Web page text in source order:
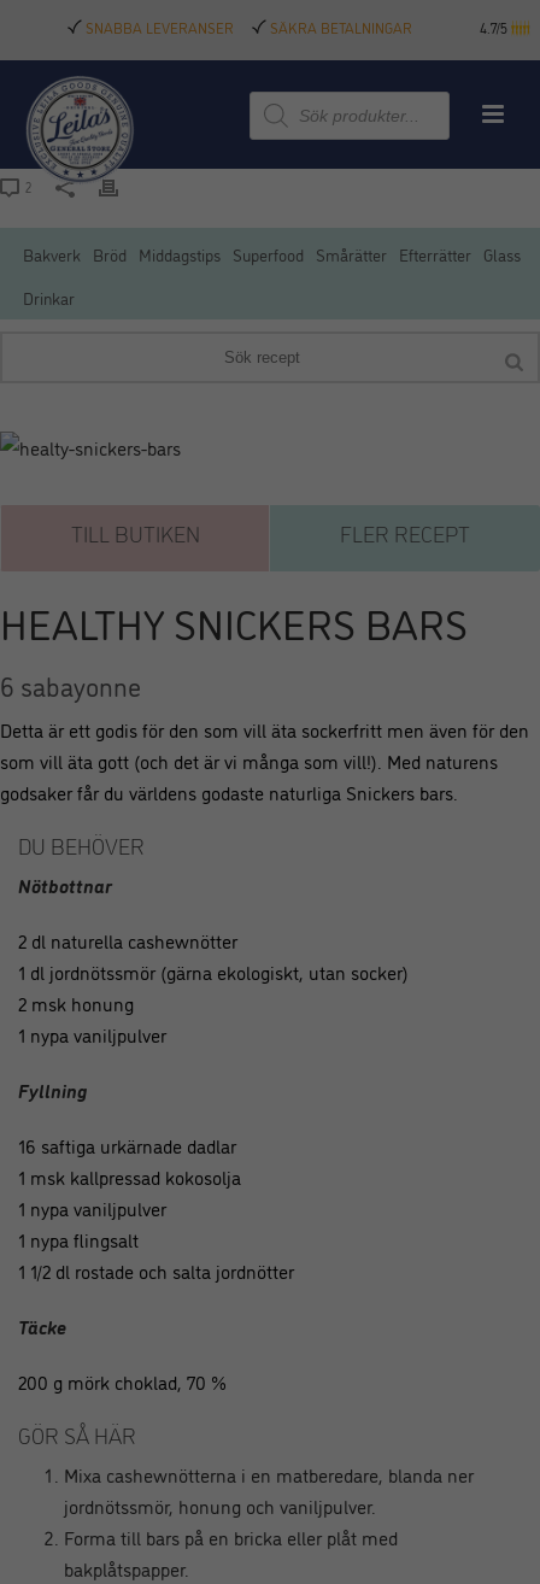
SNABBA LEVERANSER SÄKRA BETALNINGAR 4.7/5
Produktsökning
2
Bakverk Bröd Middagstips Superfood Smårätter Efterrätter Glass
Drinkar
TILL BUTIKEN FLER RECEPT
HEALTHY SNICKERS BARS
6 sabayonne
Detta är ett godis för den som vill äta sockerfritt men även för den
som vill äta gott (och det är vi många som vill!). Med naturens
godsaker får du världens godaste naturliga Snickers bars.
DU BEHÖVER
Nötbottnar
2 dl naturella cashewnötter
1 dl jordnötssmör (gärna ekologiskt, utan socker)
2 msk honung
1 nypa vaniljpulver
Fyllning
16 saftiga urkärnade dadlar
1 msk kallpressad kokosolja
1 nypa vaniljpulver
1 nypa flingsalt
1 1/2 dl rostade och salta jordnötter
Täcke
200 g mörk choklad, 70 %
GÖR SÅ HÄR
Mixa cashewnötterna i en matberedare, blanda ner
jordnötssmör, honung och vaniljpulver.
Forma till bars på en bricka eller plåt med
bakplåtspapper.